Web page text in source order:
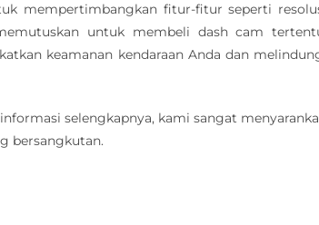
mempertimbangkan fitur-fitur seperti
untuk membeli dash cam
keamanan kendaraan Anda dan
selengkapnya, kami sangat
bersangkutan.